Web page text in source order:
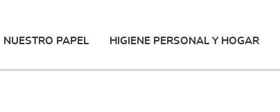
NUESTRO PAPEL HIGIENE PERSONAL Y HOGAR